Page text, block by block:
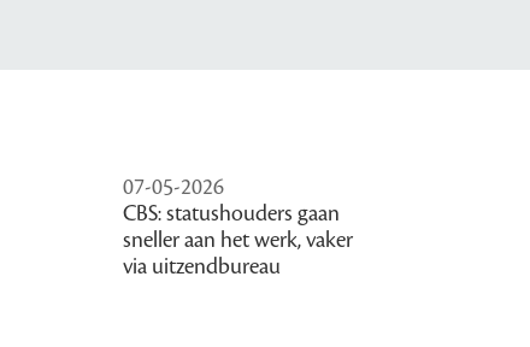
07-05-2026
CBS: statushouders gaan
sneller aan het werk, vaker
via uitzendbureau